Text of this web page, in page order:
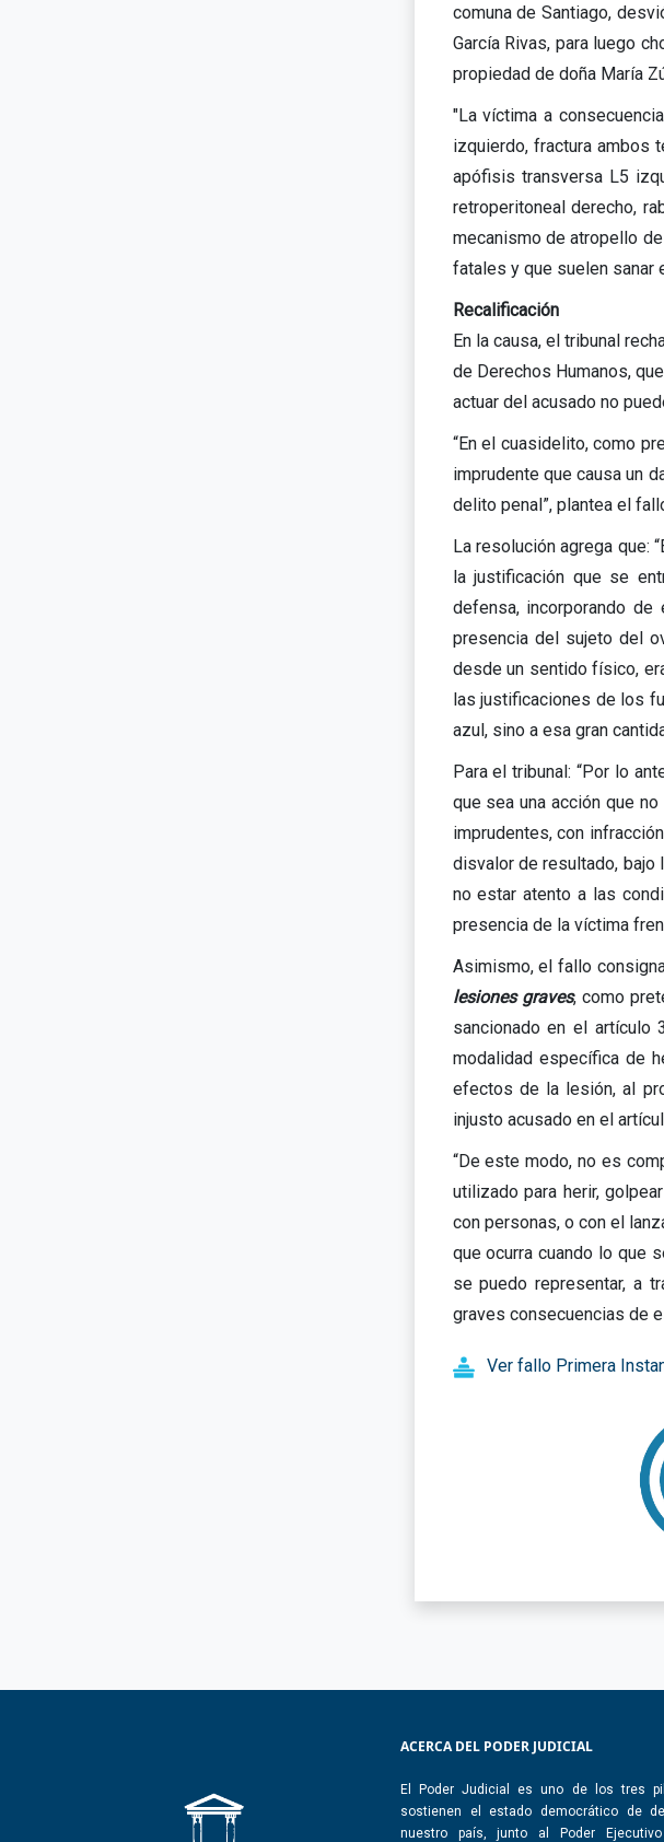
comuna de Santiago,
García Rivas, para luego
propiedad de doña María
"La víctima a
izquierdo, fractura ambos
apófisis transversa L5
retroperitoneal derecho,
mecanismo de atropello
fatales y que suelen sanar
Recalificación
En la causa, el tribunal
de Derechos Humanos,
actuar del acusado no
“En el cuasidelito, como
imprudente que causa un
delito penal”, plantea el
La resolución agrega que:
la justificación que se
defensa, incorporando
presencia del sujeto del
desde un sentido físico,
las justificaciones de los
azul, sino a esa gran
Para el tribunal: “Por lo
que sea una acción que
imprudentes, con
disvalor de resultado, bajo
no estar atento a las
presencia de la víctima
Asimismo, el fallo
lesiones graves, como
sancionado en el
modalidad específica de
efectos de la lesión, al
injusto acusado en el
“De este modo, no es
utilizado para herir,
con personas, o con el
que ocurra cuando lo que
se puedo representar, a
graves consecuencias de
Ver fallo Primera
ACERCA DEL PODER JUDICIAL
El Poder Judicial es uno de los tres
sostienen el estado democrático de
nuestro país, junto al Poder